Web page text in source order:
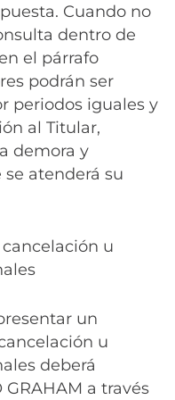
Cuando no
dentro de
el párrafo
podrán ser
periodos iguales y
al Titular,
demora y
atenderá su
u
un
u
deberá
a través